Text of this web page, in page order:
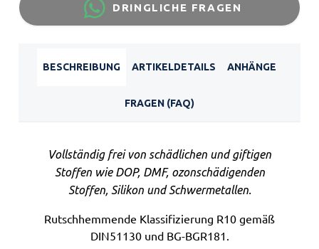
DRINGLICHE FRAGEN
BESCHREIBUNG ARTIKELDETAILS ANHÄNGE
FRAGEN (FAQ)
Vollständig frei von schädlichen und giftigen
Stoffen wie DOP, DMF, ozonschädigenden
Stoffen, Silikon und Schwermetallen.
Rutschhemmende Klassifizierung R10 gemäß
DIN51130 und BG-BGR181.